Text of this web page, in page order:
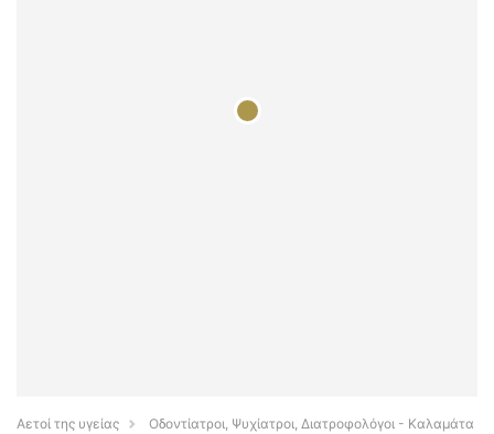
Αετοί της υγείας
Οδοντίατροι, Ψυχίατροι, Διατροφολόγοι - Καλαμάτα